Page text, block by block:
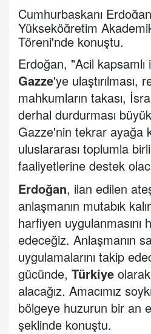
Cumhurbaşkanı
Yükseköğretim Akademik
Töreni'nde konuştu.
Erdoğan, "Acil kapsamlı
Gazze'ye ulaştırılması,
mahkumların takası,
derhal durdurması
Gazze'nin tekrar ayağa
uluslararası toplumla
faaliyetlerine destek
Erdoğan, ilan edilen
anlaşmanın mutabık
harfiyen uygulanmasını
edeceğiz. Anlaşmanın
uygulamalarını takip
gücünde, Türkiye
alacağız. Amacımız
bölgeye huzurun bir an
şeklinde konuştu.